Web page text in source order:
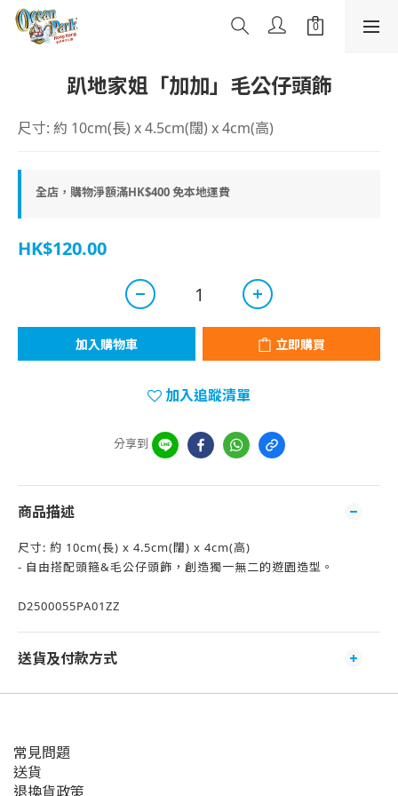
趴地家姐「加加」毛公仔頭飾
尺寸: 約 10cm(長) x 4.5cm(闊) x 4cm(高)
全店，購物淨額滿HK$400 免本地運費
HK$120.00
加入購物車 立即購買
加入追蹤清單
分享到
商品描述
尺寸: 約 10cm(長) x 4.5cm(闊) x 4cm(高)
- 自由搭配頭箍&毛公仔頭飾，創造獨一無二的遊園造型。
D2500055PA01ZZ
送貨及付款方式
常見問題
送貨
退換貨政策